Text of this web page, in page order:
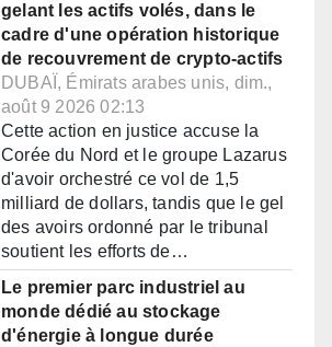
gelant les actifs volés, dans le
cadre d'une opération historique
de recouvrement de crypto-actifs
DUBAÏ, Émirats arabes unis, dim.,
août 9 2026 02:13
Cette action en justice accuse la
Corée du Nord et le groupe Lazarus
d'avoir orchestré ce vol de 1,5
milliard de dollars, tandis que le gel
des avoirs ordonné par le tribunal
soutient les efforts de…
Le premier parc industriel au
monde dédié au stockage
d'énergie à longue durée